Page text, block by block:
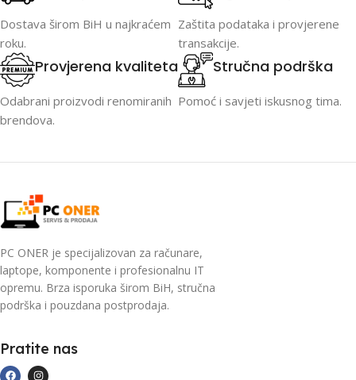
Dostava širom BiH u najkraćem
roku.
Zaštita podataka i provjerene
transakcije.
Provjerena kvaliteta
Odabrani proizvodi renomiranih
brendova.
Stručna podrška
Pomoć i savjeti iskusnog tima.
PC ONER je specijalizovan za računare,
laptope, komponente i profesionalnu IT
opremu. Brza isporuka širom BiH, stručna
podrška i pouzdana postprodaja.
Pratite nas